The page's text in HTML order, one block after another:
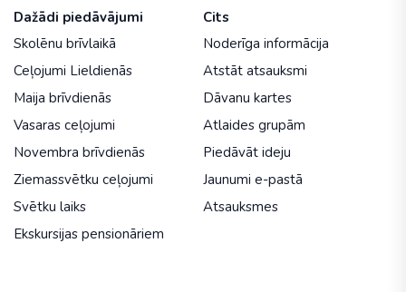
Dažādi piedāvājumi
Skolēnu brīvlaikā
Ceļojumi Lieldienās
Maija brīvdienās
Vasaras ceļojumi
Novembra brīvdienās
Ziemassvētku ceļojumi
Svētku laiks
Ekskursijas pensionāriem
Cits
Noderīga informācija
Atstāt atsauksmi
Dāvanu kartes
Atlaides grupām
Piedāvāt ideju
Jaunumi e-pastā
Atsauksmes